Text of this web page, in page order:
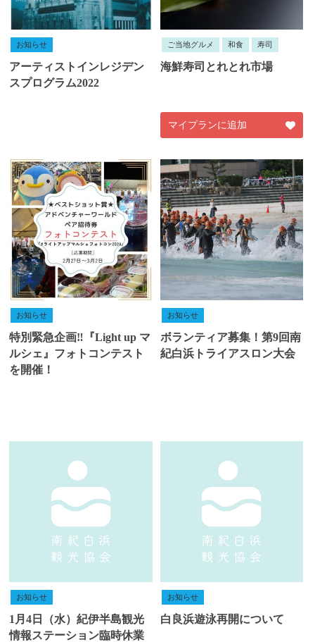
お知らせ
アーティストインレジデン
スプログラム2022
ご当地グルメ 和食 寿司
海鮮寿司とれとれ市場
マイプランに追加
お知らせ
特別緊急企画‼️『Light up マ
ルシェ』フォトコンテスト
を開催！
お知らせ
ボランティア募集！第9回南
紀白浜トライアスロン大会
お知らせ
1月4日（水）紀伊半島観光
情報ステーション臨時休業
お知らせ
白良浜遊泳再開について